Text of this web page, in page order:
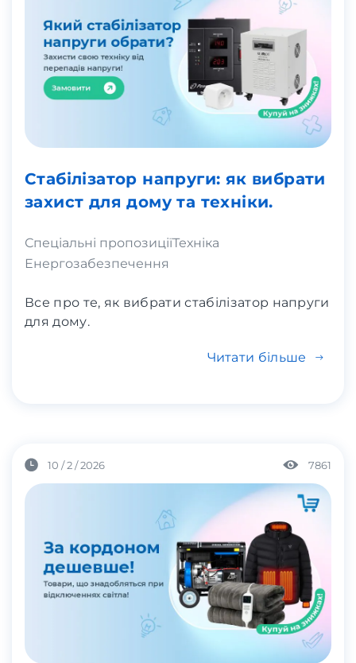
Стабілізатор напруги: як вибрати
захист для дому та техніки.
Спеціальні пропозиціїТехніка
Енергозабезпечення
Все про те, як вибрати стабілізатор напруги
для дому.
Читати більше
10 / 2 / 2026 7861